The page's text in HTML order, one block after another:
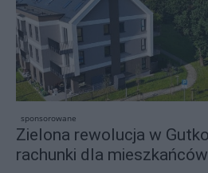
sponsorowane
Zielona rewolucja w
rachunki dla